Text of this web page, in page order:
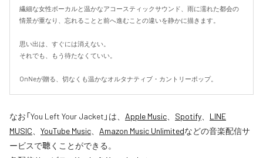
繊細な女性ボーカルと温かなアコースティックサウンド、雨に濡れた都会の
情景が重なり、忘れることと前へ進むことの違いを静かに描きます。
思い出は、すぐには消えない。
それでも、もう待たなくていい。
OnNeが贈る、切なくも温かなオルタナティブ・カントリーポップ。
なお「You Left Your Jacket 」は、 Apple Music Spotify
LINE
MUSIC
YouTube Music Amazon Music Unlimitedなどの音楽配信サ
ービスで聴くことができる。